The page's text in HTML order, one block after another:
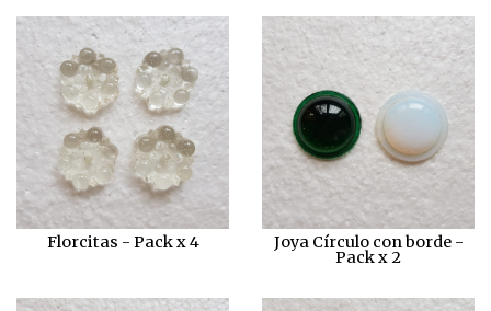
Florcitas - Pack x 4 Joya Círculo con borde -
Pack x 2